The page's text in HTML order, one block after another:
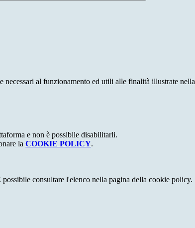
al funzionamento ed utili alle finalità illustrate nella
e non è possibile disabilitarli.
la COOKIE POLICY.
consultare l'elenco nella pagina della cookie policy.